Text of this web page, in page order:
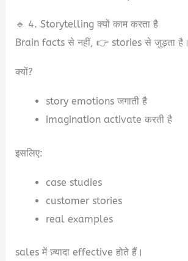
🔹 4. Storytelling क्यों काम करता है
Brain facts से नहीं, 👉 stories से जुड़ता है।
क्यों?
story emotions जगाती है
imagination activate करती है
इसलिए:
case studies
customer stories
real examples
sales में ज़्यादा effective होते हैं।